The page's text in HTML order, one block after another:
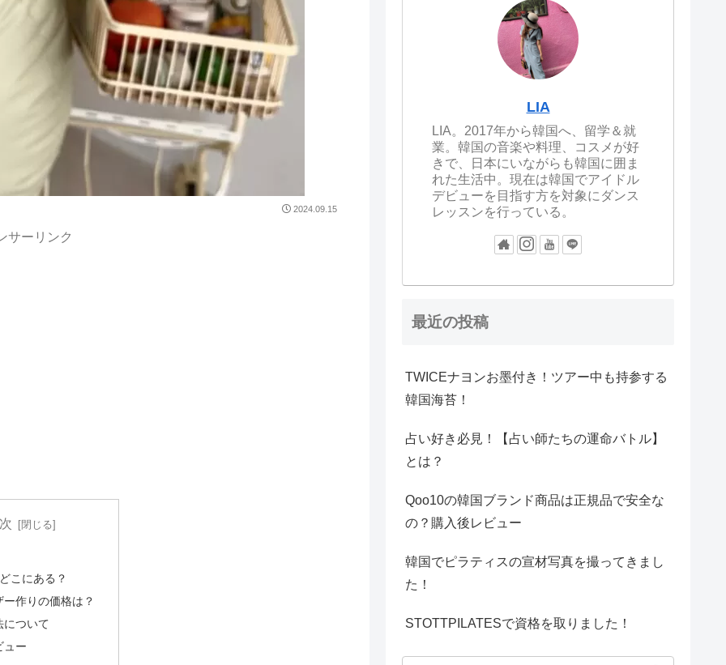
2024.09.15
サーリンク
こにある？
ー作りの価格は？
について
ュー
LIA
LIA。2017年から韓国へ、留学＆就
業。韓国の音楽や料理、コスメが好
きで、日本にいながらも韓国に囲ま
れた生活中。現在は韓国でアイドル
デビューを目指す方を対象にダンス
レッスンを行っている。
最近の投稿
TWICEナヨンお墨付き！ツアー中も持参する
韓国海苔！
占い好き必見！【占い師たちの運命バトル】
とは？
Qoo10の韓国ブランド商品は正規品で安全な
の？購入後レビュー
韓国でピラティスの宣材写真を撮ってきまし
た！
STOTTPILATESで資格を取りました！